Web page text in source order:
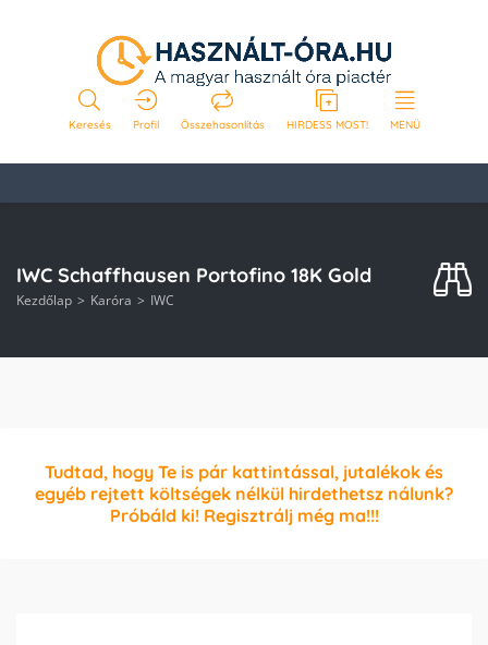
Keresés Profil Összehasonlítás HIRDESS MOST! MENÜ
IWC Schaffhausen Portofino 18K Gold
Kezdőlap Karóra IWC
Tudtad, hogy Te is pár kattintással, jutalékok és
egyéb rejtett költségek nélkül hirdethetsz nálunk?
Próbáld ki! Regisztrálj még ma!!!